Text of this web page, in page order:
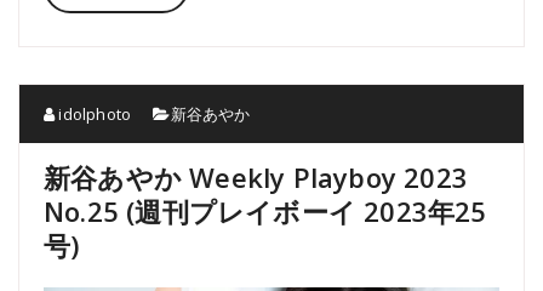
idolphoto 新谷あやか
新谷あやか Weekly Playboy 2023
No.25 (週刊プレイボーイ 2023年25
号)